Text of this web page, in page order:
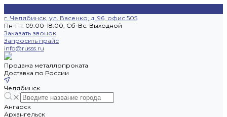
г. Челябинск, ул. Васенко, д. 96, офис 505
Пн-Пт: 09:00-18:00, Cб-Вс: Выходной
Заказать звонок
Запросить прайс
info@russs.ru
Продажа металлопроката
Доставка по России
Челябинск
Ангарск
Архангельск